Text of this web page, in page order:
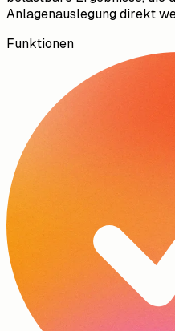
Anlagenauslegung direkt
Funktionen